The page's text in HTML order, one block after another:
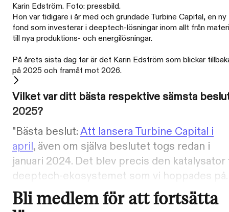
Karin Edström. Foto: pressbild.
Hon var tidigare i år med och grundade Turbine Capital, en ny
fond som investerar i deeptech-lösningar inom allt från
till nya produktions- och energilösningar.
På årets sista dag tar är det Karin Edström som blickar
på 2025 och framåt mot 2026.
Vilket var ditt bästa respektive sämsta
2025?
"Bästa beslut:Att lansera Turbine Capital i
april, även om själva beslutet togs redan i
januari 2024. Det blev precis den katalysator
deeptech-ekosystemet som vi hoppades på.
Bli medlem för att fortsätta